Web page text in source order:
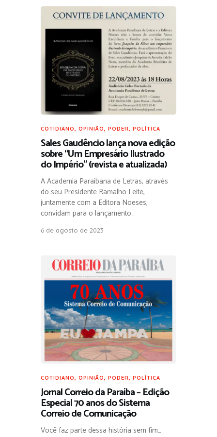
COTIDIANO, OPINIÃO, PODER, POLÍTICA
Sales Gaudêncio lança nova edição
sobre “Um Empresário Ilustrado
do Império” (revista e atualizada)
A Academia Paraibana de Letras, através
do seu Presidente Ramalho Leite,
juntamente com a Editora Noeses,
convidam para o lançamento…
6 de agosto de 2023
COTIDIANO, OPINIÃO, PODER, POLÍTICA
Jornal Correio da Paraíba – Edição
Especial 70 anos do Sistema
Correio de Comunicação
Você faz parte dessa história sem fim…